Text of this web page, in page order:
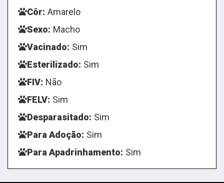
Côr: Amarelo
Sexo: Macho
Vacinado: Sim
Esterilizado: Sim
FIV: Não
FELV: Sim
Desparasitado: Sim
Para Adoção: Sim
Para Apadrinhamento: Sim